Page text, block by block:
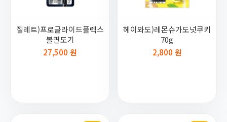
질레트)프로글라이드플렉스
볼면도기
27,500 원
헤이와도)레몬슈가도넛쿠키
70g
2,800 원